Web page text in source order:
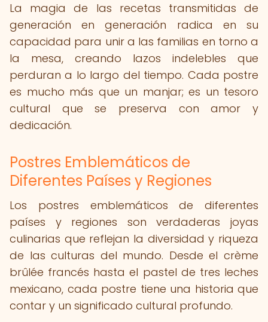
La magia de las recetas transmitidas de
generación en generación radica en su
capacidad para unir a las familias en torno a
la mesa, creando lazos indelebles que
perduran a lo largo del tiempo. Cada postre
es mucho más que un manjar; es un tesoro
cultural que se preserva con amor y
dedicación.
Postres Emblemáticos de
Diferentes Países y Regiones
Los postres emblemáticos de diferentes
países y regiones son verdaderas joyas
culinarias que reflejan la diversidad y riqueza
de las culturas del mundo. Desde el crème
brûlée francés hasta el pastel de tres leches
mexicano, cada postre tiene una historia que
contar y un significado cultural profundo.